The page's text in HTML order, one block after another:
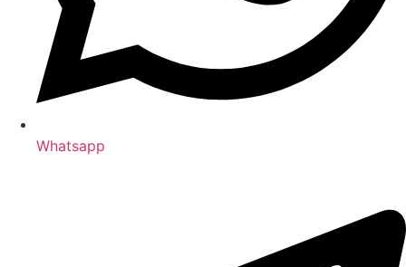
Whatsapp